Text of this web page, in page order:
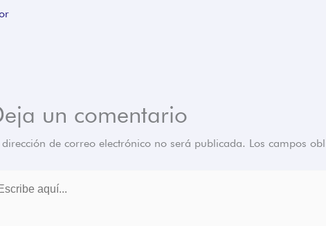
un comentario
dirección de correo electrónico no será publicada. Los campos